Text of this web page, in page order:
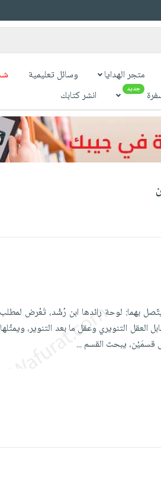
متجر الهدايا وسائل تعليمية
جديد انشر كتابك
بهما: لوحة رائدها ابن رُشْد، تَعْرض
العقل التنويري وعقل ما بعد التنوير،
قسمَيْن، يبحث القسم...